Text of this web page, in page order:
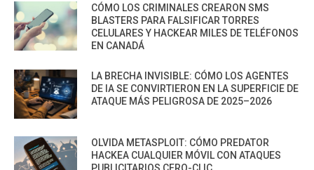
CÓMO LOS CRIMINALES CREARON SMS
BLASTERS PARA FALSIFICAR TORRES
CELULARES Y HACKEAR MILES DE TELÉFONOS
EN CANADÁ
LA BRECHA INVISIBLE: CÓMO LOS AGENTES
DE IA SE CONVIRTIERON EN LA SUPERFICIE DE
ATAQUE MÁS PELIGROSA DE 2025–2026
OLVIDA METASPLOIT: CÓMO PREDATOR
HACKEA CUALQUIER MÓVIL CON ATAQUES